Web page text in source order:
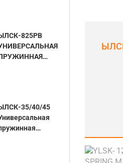
825РВ
35/40/45